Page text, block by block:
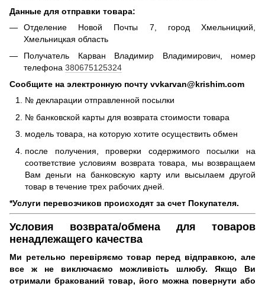
Данные для отправки товара:
Отделение Новой Почты 7, город Хмельницкий,
Хмельницкая область
Получатель Карван Владимир Владимирович, номер
телефона 380675125324
Сообщите на электронную почту vvkarvan@krishim.com
№ декларации отправленной посылки
№ банковской карты для возврата стоимости товара
модель товара, на которую хотите осуществить обмен
после получения, проверки содержимого посылки на
соответствие условиям возврата товара, мы возвращаем
Вам деньги на банковскую карту или высылаем другой
товар в течение трех рабочих дней.
*Услуги перевозчиков происходят за счет Покупателя.
Условия возврата/обмена для товаров
ненадлежащего качества
Ми ретельно перевіряємо товар перед відправкою, але
все ж не виключаємо можливість шлюбу.Якщо Ви
отримали бракований товар, його можна повернути або